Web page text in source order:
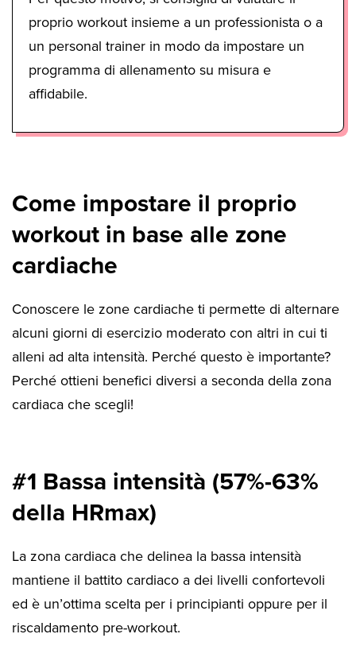
proprio workout insieme a un professionista o a
un personal trainer in modo da impostare un
programma di allenamento su misura e
affidabile.
Come impostare il proprio
workout in base alle zone
cardiache
Conoscere le zone cardiache ti permette di alternare
alcuni giorni di esercizio moderato con altri in cui ti
alleni ad alta intensità. Perché questo è importante?
Perché ottieni benefici diversi a seconda della zona
cardiaca che scegli!
#1 Bassa intensità (57%-63%
della HRmax)
La zona cardiaca che delinea la bassa intensità
mantiene il battito cardiaco a dei livelli confortevoli
ed è un’ottima scelta per i principianti oppure per il
riscaldamento pre-workout.